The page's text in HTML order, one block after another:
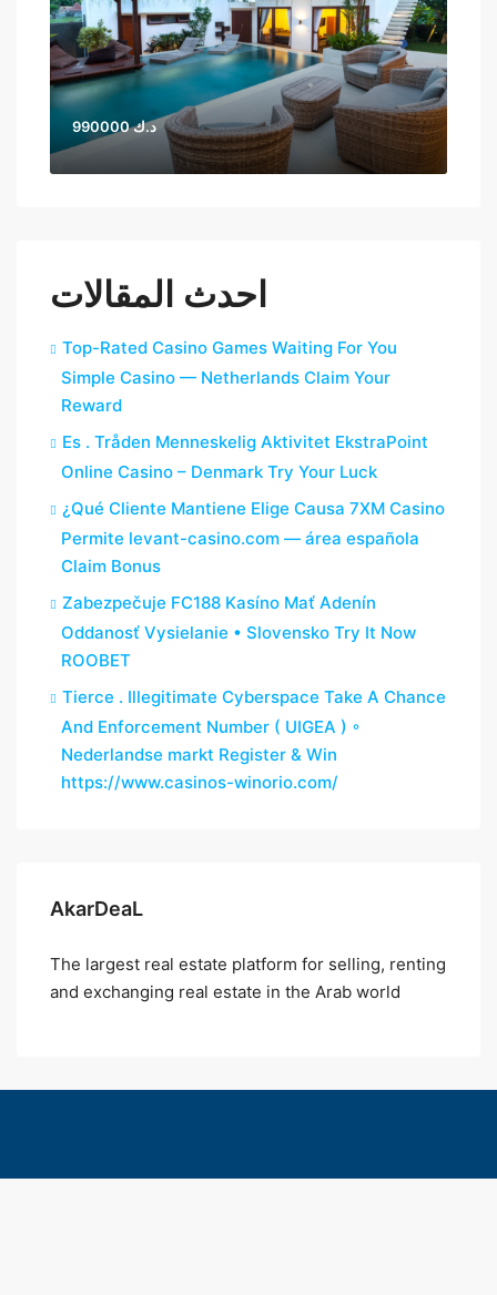
990000 د.ك
احدث المقالات
Top-Rated Casino Games Waiting For You
Simple Casino — Netherlands Claim Your
Reward
Es . Tråden Menneskelig Aktivitet EkstraPoint
Online Casino – Denmark Try Your Luck
¿Qué Cliente Mantiene Elige Causa 7XM Casino
Permite levant-casino.com — área española
Claim Bonus
Zabezpečuje FC188 Kasíno Mať Adenín
Oddanosť Vysielanie • Slovensko Try It Now
ROOBET
Tierce . Illegitimate Cyberspace Take A Chance
And Enforcement Number ( UIGEA ) ◦
Nederlandse markt Register & Win
https://www.casinos-winorio.com/
AkarDeaL
The largest real estate platform for selling, renting
and exchanging real estate in the Arab world